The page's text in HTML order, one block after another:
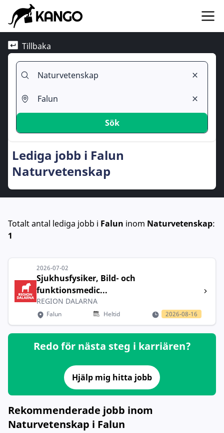
Tillbaka
Sök
Lediga jobb i Falun
Naturvetenskap
Totalt antal lediga jobb i Falun inom Naturvetenskap:
1
2026-07-02
Sjukhusfysiker, Bild- och
funktionsmedic...
REGION DALARNA
Falun Heltid 2026-08-16
Redo för nästa steg i karriären?
Hjälp mig hitta jobb
Rekommenderade jobb inom
Naturvetenskap i Falun